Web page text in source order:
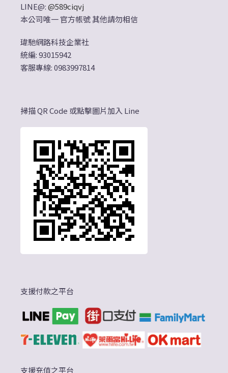
LINE@:@589ciqvj
本公司唯一 官方帳號 其他請勿相信
瑋馳網路科技企業社
統編: 93015942
客服專線: 0983997814
掃描 QR Code 或點擊圖片加入 Line
支援付款之平台
支援充值之平台